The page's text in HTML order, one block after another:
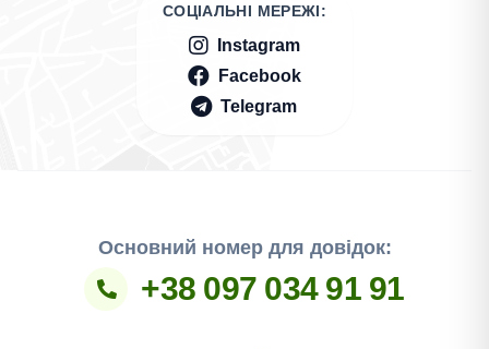
СОЦІАЛЬНІ МЕРЕЖІ:
Instagram
Facebook
Telegram
Основний номер для довідок:
+38 097 034 91 91